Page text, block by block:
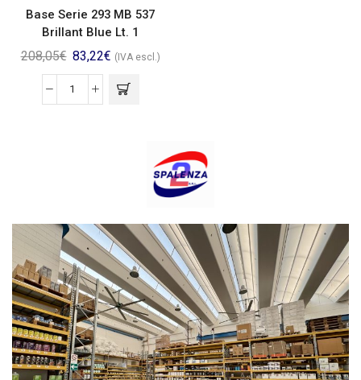
Base Serie 293 MB 537
Brillant Blue Lt. 1
208,05€ 83,22€ (IVA escl.)